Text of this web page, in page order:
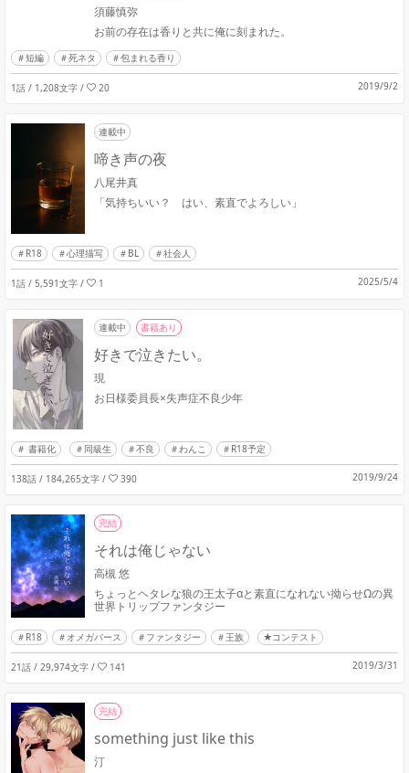
須藤慎弥
お前の存在は香りと共に俺に刻まれた。
短編 死ネタ 包まれる香り
1話 / 1,208文字 / 20 2019/9/2
連載中
啼き声の夜
八尾井真
「気持ちいい？ はい、素直でよろしい」
R18 心理描写 BL 社会人
1話 / 5,591文字 / 1 2025/5/4
連載中 書籍あり
好きで泣きたい。
現
お日様委員長×失声症不良少年
書籍化 同級生 不良 わんこ R18予定
138話 / 184,265文字 / 390 2019/9/24
完結
それは俺じゃない
高槻 悠
ちょっとヘタレな狼の王太子αと素直になれない拗らせΩの異
世界トリップファンタジー
R18 オメガバース ファンタジー 王族 ★コンテスト
21話 / 29,974文字 / 141 2019/3/31
完結
something just like this
汀